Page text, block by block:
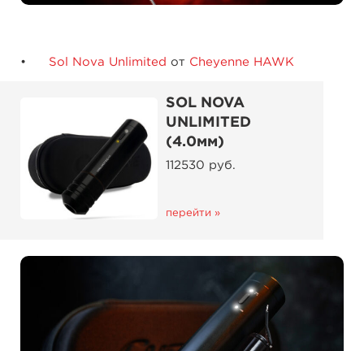
Sol Nova Unlimited от Cheyenne HAWK
SOL NOVA
UNLIMITED
(4.0мм)
112530 руб.
перейти »